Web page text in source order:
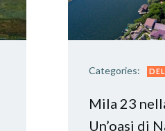
Categories:
Mila 23
Un’oasi di